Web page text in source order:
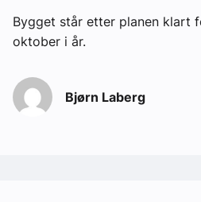
Bygget står etter planen klart
oktober i år.
Bjørn Laberg